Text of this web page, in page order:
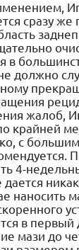
сразу же
в
должно
жалоб,
крайней
с
4-
наносить
в первый
мази до